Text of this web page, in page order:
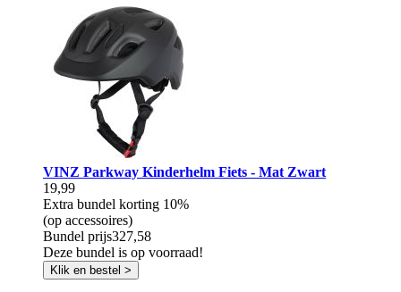
VINZ Parkway Kinderhelm Fiets - Mat Zwart
19,99
Extra bundel korting 10%
(op accessoires)
Bundel prijs327,58
Deze bundel is op voorraad!
Klik en bestel >